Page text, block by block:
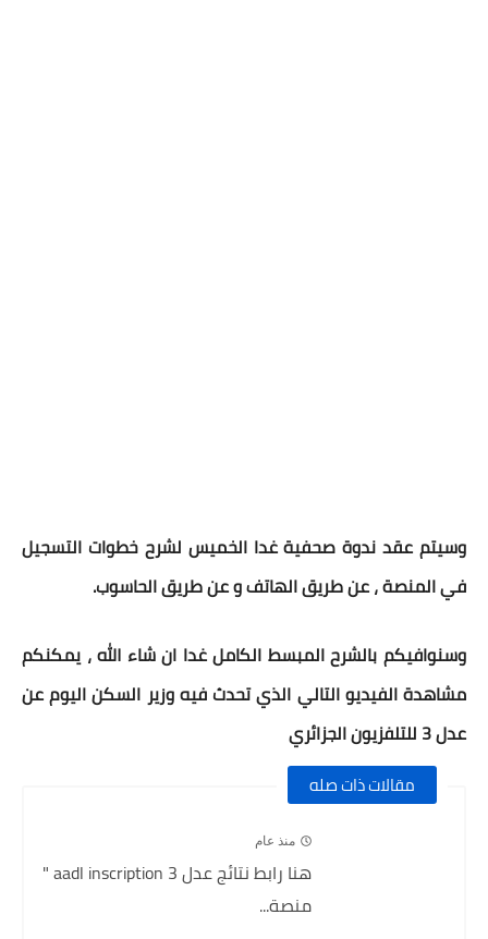
وسيتم عقد ندوة صحفية غدا الخميس لشرح خطوات التسجيل
في المنصة ، عن طريق الهاتف و عن طريق الحاسوب.
وسنوافيكم بالشرح المبسط الكامل غدا ان شاء الله ، يمكنكم
مشاهدة الفيديو التالي الذي تحدث فيه وزير السكن اليوم عن
عدل 3 للتلفزيون الجزائري
مقالات ذات صله
منذ عام
هنا رابط نتائج عدل 3 aadl inscription "
منصة...